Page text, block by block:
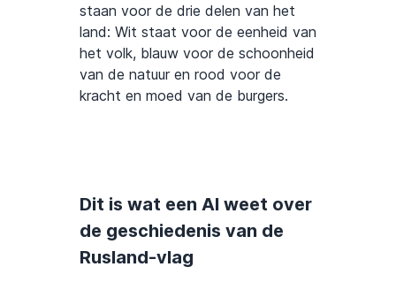
staan voor de drie delen van het
land: Wit staat voor de eenheid van
het volk, blauw voor de schoonheid
van de natuur en rood voor de
kracht en moed van de burgers.
Dit is wat een AI weet over
de geschiedenis van de
Rusland-vlag